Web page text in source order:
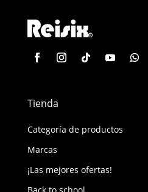
Tienda
Categoría de productos
Marcas
¡Las mejores ofertas!